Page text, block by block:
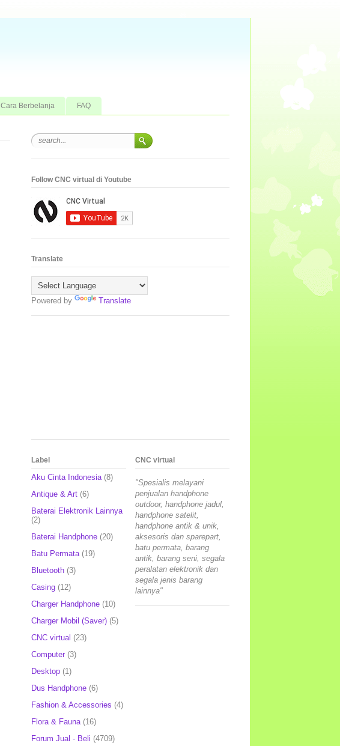
Cara Berbelanja FAQ
Follow CNC virtual di Youtube
Translate
Powered by Translate
Label
Aku Cinta Indonesia (8)
Antique & Art (6)
Baterai Elektronik Lainnya
(2)
Baterai Handphone (20)
Batu Permata (19)
Bluetooth (3)
Casing (12)
Charger Handphone (10)
Charger Mobil (Saver) (5)
CNC virtual (23)
Computer (3)
Desktop (1)
Dus Handphone (6)
Fashion & Accessories (4)
Flora & Fauna (16)
Forum Jual - Beli (4709)
CNC virtual
"Spesialis melayani
penjualan handphone
outdoor, handphone jadul,
handphone satelit,
handphone antik & unik,
aksesoris dan sparepart,
batu permata, barang
antik, barang seni, segala
peralatan elektronik dan
segala jenis barang
lainnya"